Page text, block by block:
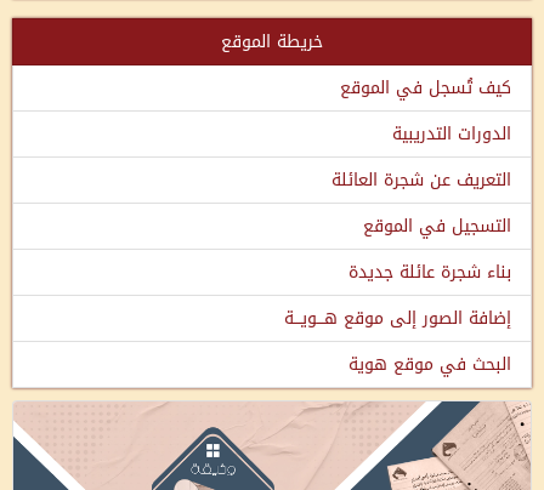
خريطة الموقع
كيف تُسجل في الموقع
الدورات التدريبية
التعريف عن شجرة العائلة
التسجيل في الموقع
بناء شجرة عائلة جديدة
إضافة الصور إلى موقع هـــويـــة
البحث في موقع هوية